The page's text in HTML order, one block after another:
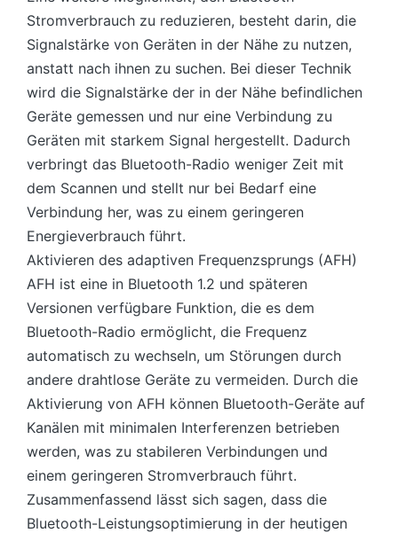
Stromverbrauch zu reduzieren, besteht darin, die
Signalstärke von Geräten in der Nähe zu nutzen,
anstatt nach ihnen zu suchen. Bei dieser Technik
wird die Signalstärke der in der Nähe befindlichen
Geräte gemessen und nur eine Verbindung zu
Geräten mit starkem Signal hergestellt. Dadurch
verbringt das Bluetooth-Radio weniger Zeit mit
dem Scannen und stellt nur bei Bedarf eine
Verbindung her, was zu einem geringeren
Energieverbrauch führt.
Aktivieren des adaptiven Frequenzsprungs (AFH)
AFH ist eine in Bluetooth 1.2 und späteren
Versionen verfügbare Funktion, die es dem
Bluetooth-Radio ermöglicht, die Frequenz
automatisch zu wechseln, um Störungen durch
andere drahtlose Geräte zu vermeiden. Durch die
Aktivierung von AFH können Bluetooth-Geräte auf
Kanälen mit minimalen Interferenzen betrieben
werden, was zu stabileren Verbindungen und
einem geringeren Stromverbrauch führt.
Zusammenfassend lässt sich sagen, dass die
Bluetooth-Leistungsoptimierung in der heutigen